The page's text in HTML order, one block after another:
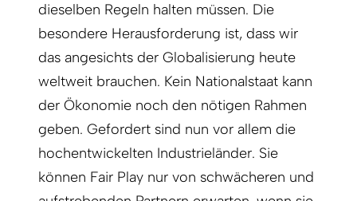
dieselben Regeln halten müssen. Die
besondere Herausforderung ist, dass wir
das angesichts der Globalisierung heute
weltweit brauchen. Kein Nationalstaat kann
der Ökonomie noch den nötigen Rahmen
geben. Gefordert sind nun vor allem die
hochentwickelten Industrieländer. Sie
können Fair Play nur von schwächeren und